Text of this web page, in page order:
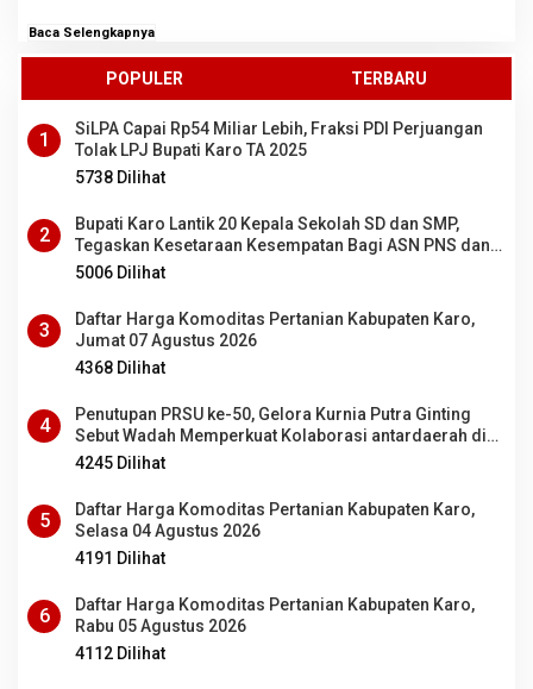
Baca Selengkapnya
POPULER TERBARU
1
SiLPA Capai Rp54 Miliar Lebih, Fraksi PDI Perjuangan
Tolak LPJ Bupati Karo TA 2025
5738 Dilihat
2
Bupati Karo Lantik 20 Kepala Sekolah SD dan SMP,
Tegaskan Kesetaraan Kesempatan Bagi ASN PNS dan
PPPK
5006 Dilihat
3
Daftar Harga Komoditas Pertanian Kabupaten Karo,
Jumat 07 Agustus 2026
4368 Dilihat
4
Penutupan PRSU ke-50, Gelora Kurnia Putra Ginting
Sebut Wadah Memperkuat Kolaborasi antardaerah di
Sumut
4245 Dilihat
5
Daftar Harga Komoditas Pertanian Kabupaten Karo,
Selasa 04 Agustus 2026
4191 Dilihat
6
Daftar Harga Komoditas Pertanian Kabupaten Karo,
Rabu 05 Agustus 2026
4112 Dilihat